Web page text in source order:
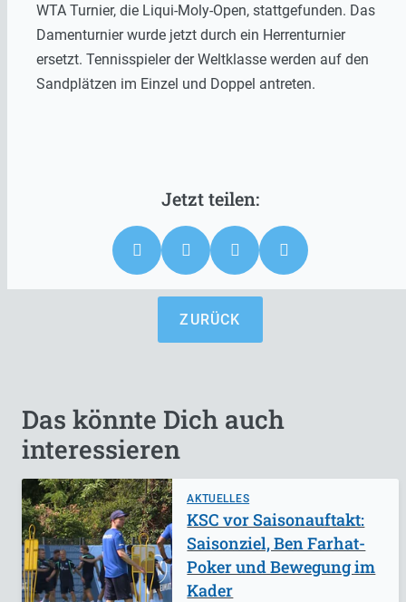
WTA Turnier, die Liqui-Moly-Open, stattgefunden. Das
Damenturnier wurde jetzt durch ein Herrenturnier
ersetzt. Tennisspieler der Weltklasse werden auf den
Sandplätzen im Einzel und Doppel antreten.
ZURÜCK
Das könnte Dich auch
interessieren
AKTUELLES
KSC vor Saisonauftakt:
Saisonziel, Ben Farhat-
Poker und Bewegung im
Kader